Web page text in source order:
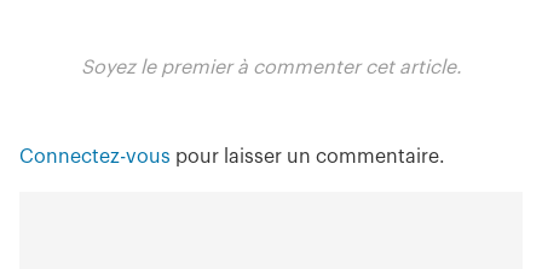
Soyez le premier à commenter cet article.
Connectez-vous pour laisser un commentaire.